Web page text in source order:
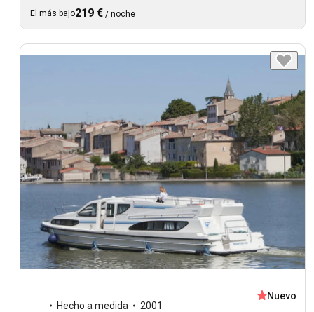
El más bajo219 € / noche
Hecho a medida
2001
Nuevo